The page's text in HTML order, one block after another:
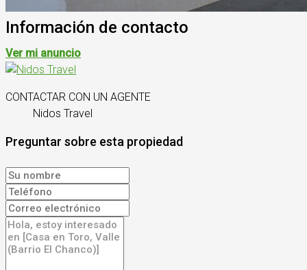
Información de contacto
Ver mi anuncio
CONTACTAR CON UN AGENTE
Nidos Travel
Preguntar sobre esta propiedad